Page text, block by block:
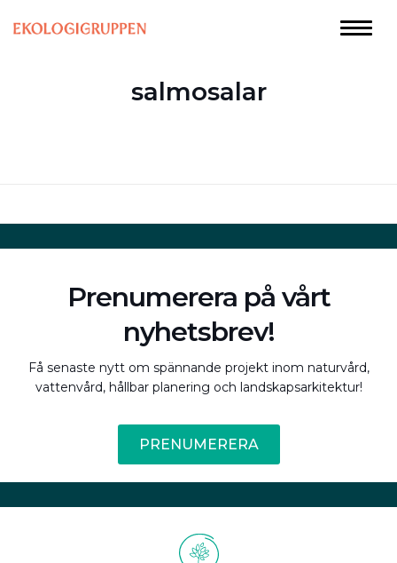
salmosalar
Prenumerera på vårt
nyhetsbrev!
Få senaste nytt om spännande projekt inom naturvård,
vattenvård, hållbar planering och landskapsarkitektur!
PRENUMERERA